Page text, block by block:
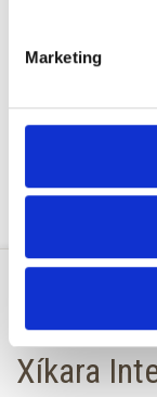
Marketing
VER
Xíkara